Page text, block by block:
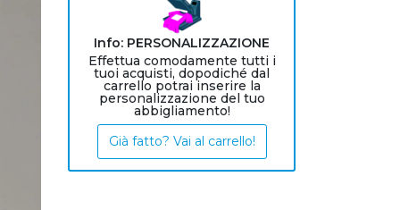
Info: PERSONALIZZAZIONE
Effettua comodamente tutti i
tuoi acquisti, dopodiché dal
carrello potrai inserire la
personalizzazione del tuo
abbigliamento!
Già fatto? Vai al carrello!